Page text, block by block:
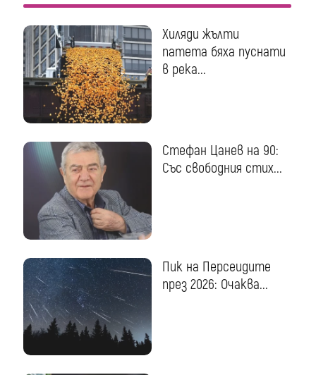
Хиляди жълти
патета бяха пуснати
в река...
Стефан Цанев на 90:
Със свободния стих...
Пик на Персеидите
през 2026: Очаква...